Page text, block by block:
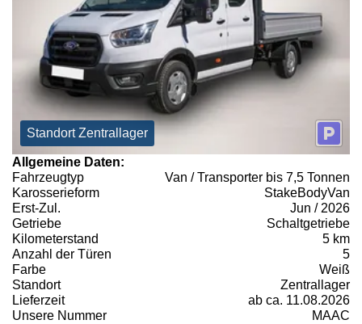
Standort Zentrallager
Allgemeine Daten:
Fahrzeugtyp
Van / Transporter bis 7,5 Tonnen
Karosserieform
StakeBodyVan
Erst-Zul.
Jun / 2026
Getriebe
Schaltgetriebe
Kilometerstand
5 km
Anzahl der Türen
5
Farbe
Weiß
Standort
Zentrallager
Lieferzeit
ab ca. 11.08.2026
Unsere Nummer
MAAC